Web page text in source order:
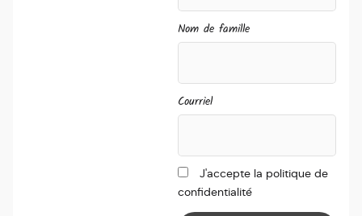
Nom de famille
Courriel
J'accepte la politique de
confidentialité